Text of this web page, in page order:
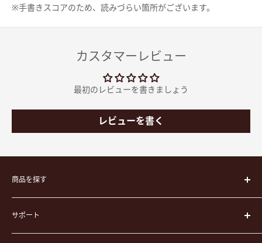
※手書きスコアのため、読みづらい箇所がございます。
カスタマーレビュー
最初のレビューを書きましょう
レビューを書く
商品を探す
楽器
楽器ケース
弦
サポート
運営会社